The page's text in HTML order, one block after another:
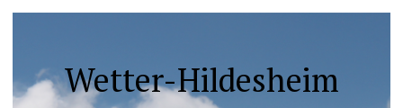
Wetter-Hildesheim